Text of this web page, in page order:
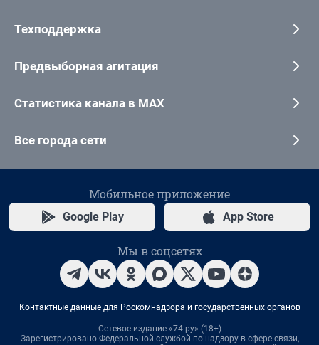
Техподдержка
Предвыборная агитация
Статистика канала в MAX
Все города сети
Мобильное приложение
Google Play App Store
Мы в соцсетях
Контактные данные для Роскомнадзора и государственных органов
Сетевое издание «74.ру» (18+)
Зарегистрировано Федеральной службой по надзору в сфере связи,